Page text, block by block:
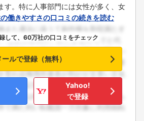
す。特に人事部門には女性が多く、女
働きやすさの口コミの続きを読む
して、60万社の口コミをチェック
ールで登録（無料）
Yahoo!
で登録